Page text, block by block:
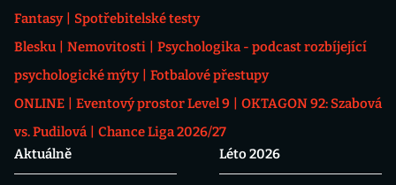
Fantasy
Spotřebitelské testy
Blesku
Nemovitosti
Psychologika - podcast rozbíjející
psychologické mýty
Fotbalové přestupy
ONLINE
Eventový prostor Level 9
OKTAGON 92: Szabová
vs. Pudilová
Chance Liga 2026/27
Aktuálně
Léto 2026